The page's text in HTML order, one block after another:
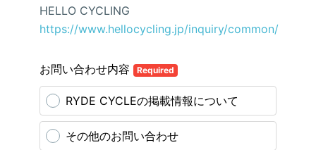
HELLO CYCLING
https://www.hellocycling.jp/inquiry/common/
お問い合わせ内容 Required
RYDE CYCLEの掲載情報について
その他のお問い合わせ